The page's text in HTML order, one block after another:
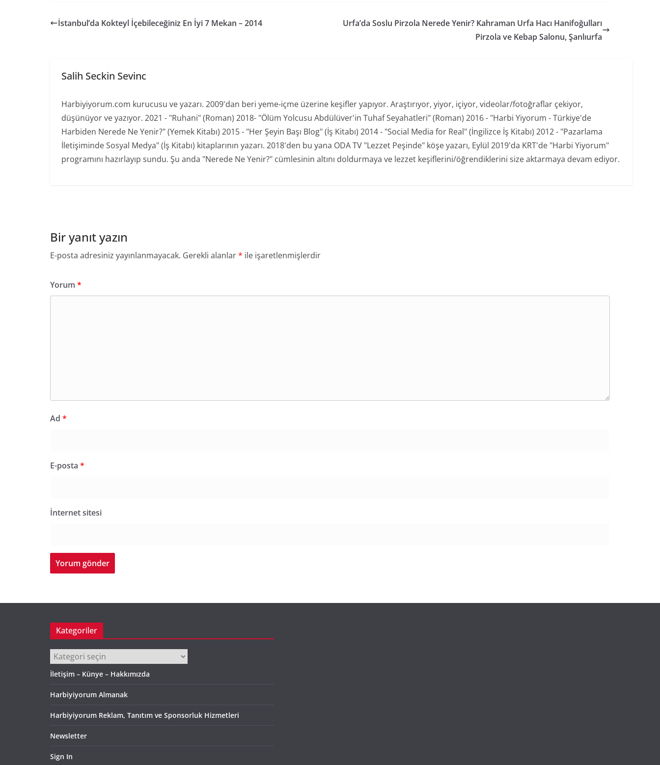
İstanbul’da Kokteyl İçebileceğiniz En İyi 7 Mekan – 2014
Urfa’da Soslu Pirzola Nerede Yenir? Kahraman Urfa Hacı Hanifoğulları
Pirzola ve Kebap Salonu, Şanlıurfa
Salih Seckin Sevinc
Harbiyiyorum.com kurucusu ve yazarı. 2009'dan beri yeme-içme üzerine keşifler yapıyor. Araştırıyor, yiyor, içiyor, videolar/fotoğraflar çekiyor,
düşünüyor ve yazıyor. 2021 - "Ruhani" (Roman) 2018- "Ölüm Yolcusu Abdülüver'in Tuhaf Seyahatleri" (Roman) 2016 - "Harbi Yiyorum - Türkiye'de
Harbiden Nerede Ne Yenir?" (Yemek Kitabı) 2015 - "Her Şeyin Başı Blog" (İş Kitabı) 2014 - "Social Media for Real" (İngilizce İş Kitabı) 2012 - "Pazarlama
İletişiminde Sosyal Medya" (İş Kitabı) kitaplarının yazarı. 2018'den bu yana ODA TV "Lezzet Peşinde" köşe yazarı, Eylül 2019'da KRT'de "Harbi Yiyorum"
programını hazırlayıp sundu. Şu anda "Nerede Ne Yenir?" cümlesinin altını doldurmaya ve lezzet keşiflerini/öğrendiklerini size aktarmaya devam ediyor.
Bir yanıt yazın
E-posta adresiniz yayınlanmayacak. Gerekli alanlar* ile işaretlenmişlerdir
Yorum *
Ad *
E-posta *
İnternet sitesi
Kategoriler
Kategoriler
İletişim – Künye – Hakkımızda
Harbiyiyorum Almanak
Harbiyiyorum Reklam, Tanıtım ve Sponsorluk Hizmetleri
Newsletter
Sign In